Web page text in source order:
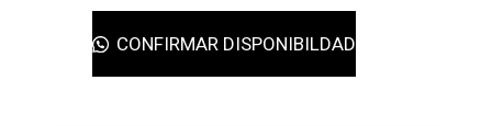
CONFIRMAR DISPONIBILDAD